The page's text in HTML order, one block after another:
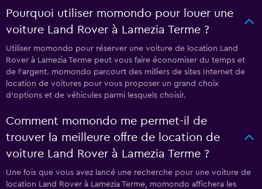
Pourquoi utiliser momondo pour louer une
voiture Land Rover à Lamezia Terme ?
Utiliser momondo pour réserver une voiture de location Land
Rover à Lamezia Terme peut vous faire économiser du temps et
de l'argent. momondo parcourt des milliers de sites Internet de
location de voitures pour vous proposer un grand choix
d'options et de véhicules parmi lesquels choisir.
Comment momondo me permet-il de
trouver la meilleure offre de location de
voiture Land Rover à Lamezia Terme ?
Une fois que vous avez lancé une recherche pour une voiture de
location Land Rover à Lamezia Terme, momondo affichera les